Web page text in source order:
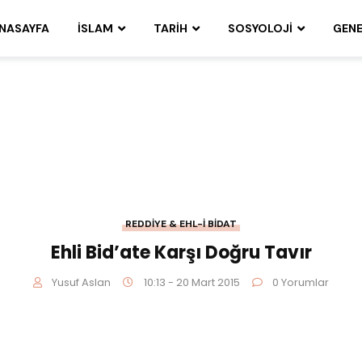
İSLAM TARIH SOSYOLOJI
REDDIYE & EHL-I BIDAT
Ehli Bid’ate Karşı Doğru Tavır
Yusuf Aslan 10:13 - 20 Mart 2015 0 Yorumlar